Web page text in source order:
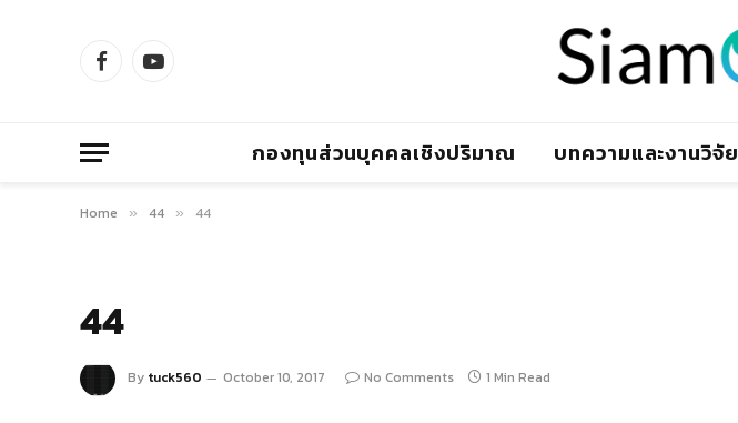
FacebookYouTube
กองทุนส่วนบุคคลเชิงปริมาณ บทความและงานวิจัย
Home » 44 » 44
44
By tuck560 October 10, 2017 No Comments 1 Min Read